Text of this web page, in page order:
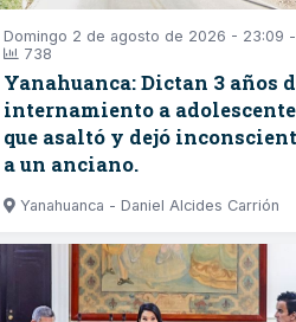
Domingo 2 de agosto de 2026 - 23:09 -
738
Yanahuanca: Dictan 3 años
internamiento a adolescente
que asaltó y dejó
a un anciano.
Yanahuanca - Daniel Alcides Carrión